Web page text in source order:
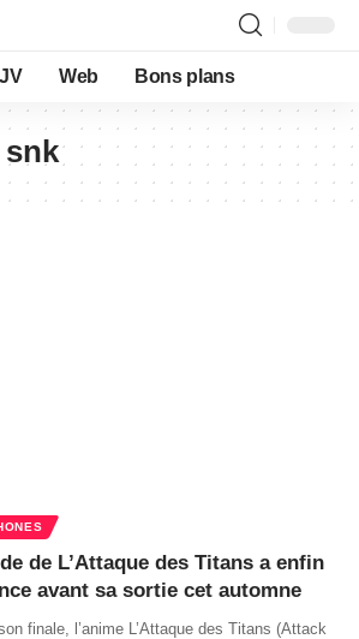
JV Web Bons plans
snk
de L’Attaque des Titans a enfin
avant sa sortie cet automne
finale, l’anime L’Attaque des Titans (Attack